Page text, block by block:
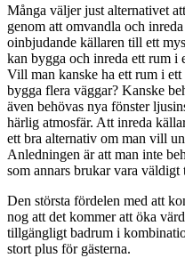
Många väljer just alternativet
genom att omvandla och
oinbjudande källaren till ett
kan bygga och inreda ett rum i
Vill man kanske ha ett rum i
bygga flera väggar? Kanske
även behövas nya fönster
härlig atmosfär. Att inreda
ett bra alternativ om man vill
Anledningen är att man inte
som annars brukar vara väldigt
Den största fördelen med att
nog att det kommer att öka
tillgängligt badrum i
stort plus för gästerna.